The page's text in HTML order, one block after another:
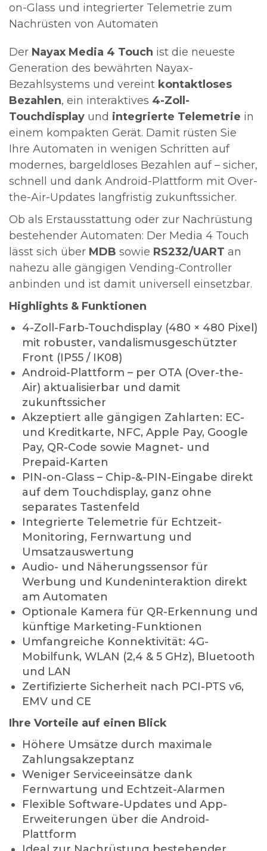
on-Glass und integrierter Telemetrie zum
Nachrüsten von Automaten
Der Nayax Media 4 Touch ist die neueste
Generation des bewährten Nayax-
Bezahlsystems und vereint kontaktloses
Bezahlen, ein interaktives 4-Zoll-
Touchdisplay und integrierte Telemetrie in
einem kompakten Gerät. Damit rüsten Sie
Ihre Automaten in wenigen Schritten auf
modernes, bargeldloses Bezahlen auf – sicher,
schnell und dank Android-Plattform mit Over-
the-Air-Updates langfristig zukunftssicher.
Ob als Erstausstattung oder zur Nachrüstung
bestehender Automaten: Der Media 4 Touch
lässt sich über MDB sowie RS232/UART an
nahezu alle gängigen Vending-Controller
anbinden und ist damit universell einsetzbar.
Highlights & Funktionen
4-Zoll-Farb-Touchdisplay (480 × 480 Pixel)
mit robuster, vandalismusgeschützter
Front (IP55 / IK08)
Android-Plattform – per OTA (Over-the-
Air) aktualisierbar und damit
zukunftssicher
Akzeptiert alle gängigen Zahlarten: EC-
und Kreditkarte, NFC, Apple Pay, Google
Pay, QR-Code sowie Magnet- und
Prepaid-Karten
PIN-on-Glass – Chip-&-PIN-Eingabe direkt
auf dem Touchdisplay, ganz ohne
separates Tastenfeld
Integrierte Telemetrie für Echtzeit-
Monitoring, Fernwartung und
Umsatzauswertung
Audio- und Näherungssensor für
Werbung und Kundeninteraktion direkt
am Automaten
Optionale Kamera für QR-Erkennung und
künftige Marketing-Funktionen
Umfangreiche Konnektivität: 4G-
Mobilfunk, WLAN (2,4 & 5 GHz), Bluetooth
und LAN
Zertifizierte Sicherheit nach PCI-PTS v6,
EMV und CE
Ihre Vorteile auf einen Blick
Höhere Umsätze durch maximale
Zahlungsakzeptanz
Weniger Serviceeinsätze dank
Fernwartung und Echtzeit-Alarmen
Flexible Software-Updates und App-
Erweiterungen über die Android-
Plattform